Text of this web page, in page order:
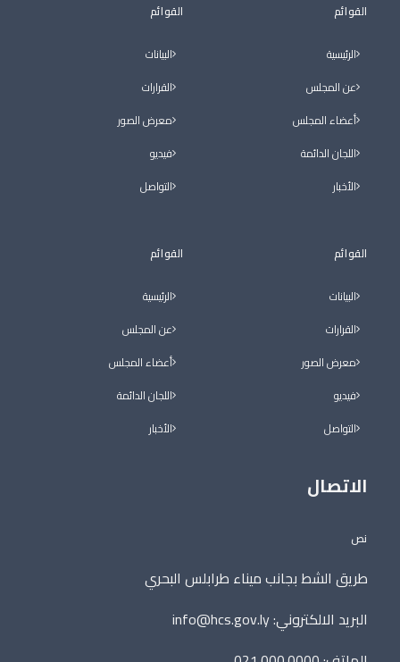
القوائم
الرئيسية
عن المجلس
أعضاء المجلس
اللجان الدائمة
الأخبار
القوائم
البيانات
القرارات
معرض الصور
فيديو
التواصل
القوائم
البيانات
القرارات
معرض الصور
فيديو
التواصل
القوائم
الرئيسية
عن المجلس
أعضاء المجلس
اللجان الدائمة
الأخبار
الاتصال
نص
طريق الشط بجانب ميناء طرابلس البحري
البريد الالكتروني:info@hcs.gov.ly